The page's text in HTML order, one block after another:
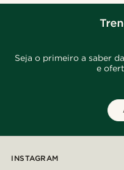
Seja o primeiro a saber
e
INSTAGRAM